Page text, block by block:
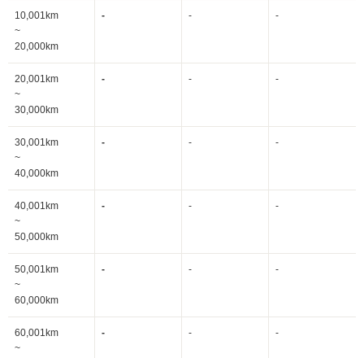
10,001km
~
20,000km
- - -
20,001km
~
30,000km
- - -
30,001km
~
40,000km
- - -
40,001km
~
50,000km
- - -
50,001km
~
60,000km
- - -
60,001km
~
- - -